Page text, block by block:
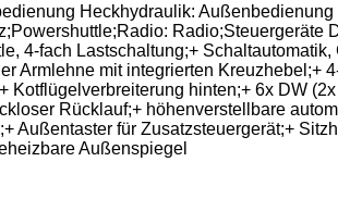
Heckhydraulik:
Radio;Steuergeräte
4-fach Lastschaltung;+
Armlehne mit integrierten Kreuzhebel;+
hinten;+ 6x DW
Rücklauf;+ höhenverstellbare
für Zusatzsteuergerät;+
Außenspiegel